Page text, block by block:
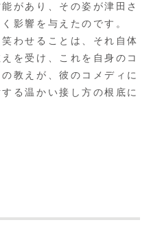
があり、その姿が津田さ
影響を与えたのです。
わせることは、それ自体
を受け、これを自身のコ
教えが、彼のコメディに
る温かい接し方の根底に